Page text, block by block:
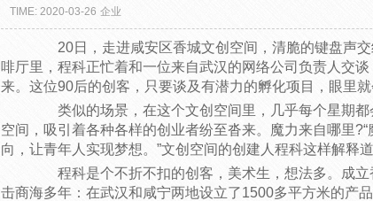
TIME: 2020-03-26 企业
20日，走进咸安区香城文创空间，清脆的键盘声交
啡厅里，程科正忙着和一位来自武汉的网络公司负责人交
来。这位90后的创客，只要谈及有潜力的孵化项目，眼里就
类似的场景，在这个文创空间里，几乎每个星期都
空间，吸引着各种各样的创业者纷至沓来。魔力来自哪里
向，让青年人实现梦想。”文创空间的创建人程科这样解释道
程科是个不折不扣的创客，美术生，想法多。成立
击商海多年：在武汉和咸宁两地设立了1500多平方米的产